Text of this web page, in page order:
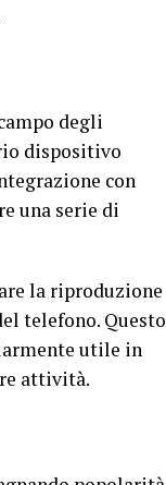
degli
dispositivo
con
una serie di
la riproduzione
telefono. Questo
utile in
attività.